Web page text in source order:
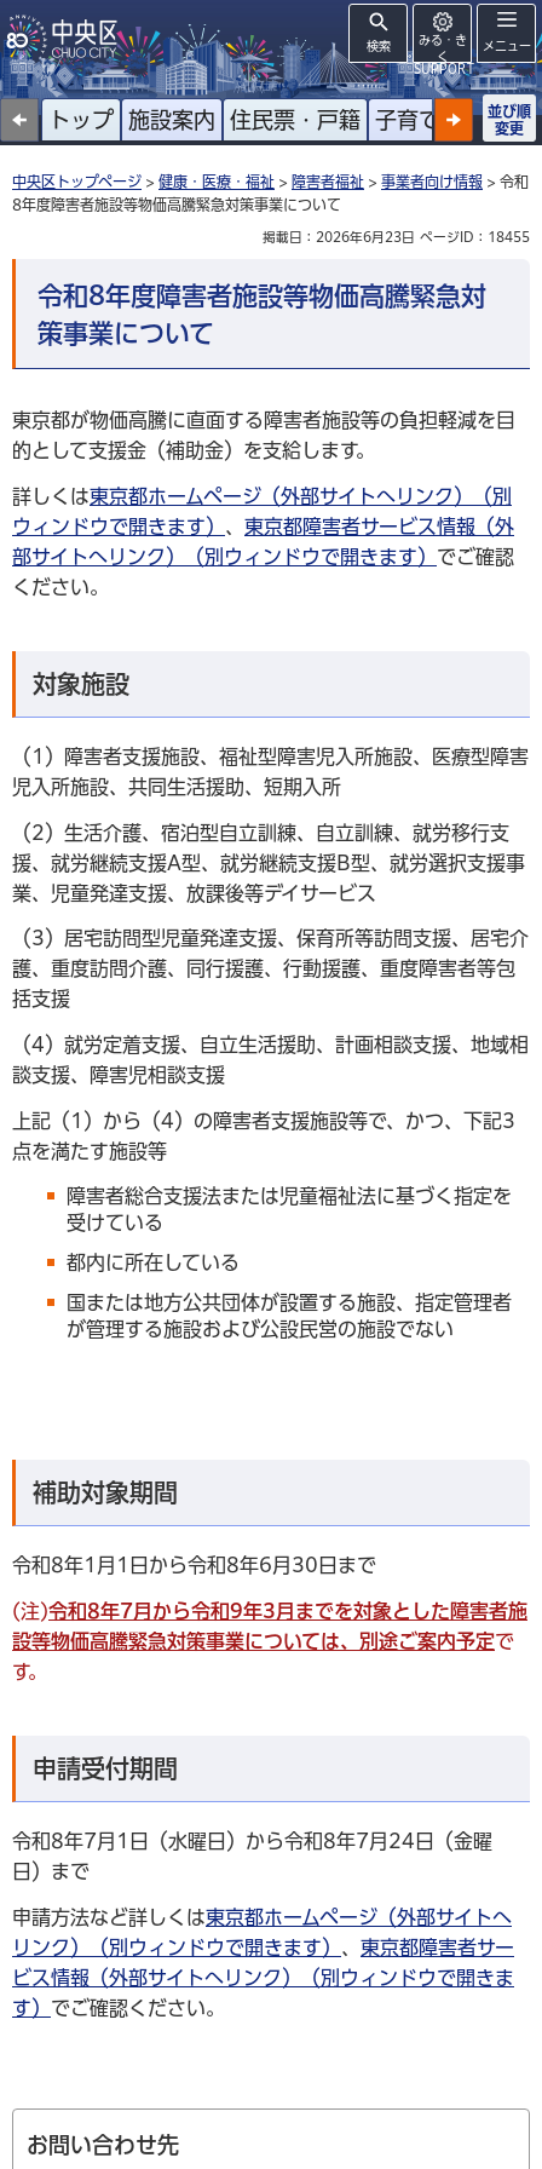
検索
みる・き
く
SUPPORT
メニュー
トップ 施設案内 住民票・戸籍 子育て 高齢者
並び順
変更
中央区トップページ > 健康・医療・福祉 > 障害者福祉 > 事業者向け情報 > 令和
8年度障害者施設等物価高騰緊急対策事業について
掲載日：2026年6月23日 ページID：18455
令和8年度障害者施設等物価高騰緊急対
策事業について
東京都が物価高騰に直面する障害者施設等の負担軽減を目
的として支援金（補助金）を支給します。
詳しくは東京都ホームページ（外部サイトへリンク）（別
ウィンドウで開きます） 、 東京都障害者サービス情報（外
部サイトへリンク）（別ウィンドウで開きます） でご確認
ください。
対象施設
（1）障害者支援施設、福祉型障害児入所施設、医療型障害
児入所施設、共同生活援助、短期入所
（2）生活介護、宿泊型自立訓練、自立訓練、就労移行支
援、就労継続支援A型、就労継続支援B型、就労選択支援事
業、児童発達支援、放課後等デイサービス
（3）居宅訪問型児童発達支援、保育所等訪問支援、居宅介
護、重度訪問介護、同行援護、行動援護、重度障害者等包
括支援
（4）就労定着支援、自立生活援助、計画相談支援、地域相
談支援、障害児相談支援
上記（1）から（4）の障害者支援施設等で、かつ、下記3
点を満たす施設等
障害者総合支援法または児童福祉法に基づく指定を
受けている
都内に所在している
国または地方公共団体が設置する施設、指定管理者
が管理する施設および公設民営の施設でない
補助対象期間
令和8年1月1日から令和8年6月30日まで
(注)令和8年7月から令和9年3月までを対象とした障害者施
設等物価高騰緊急対策事業については、別途ご案内予定で
す。
申請受付期間
令和8年7月1日（水曜日）から令和8年7月24日（金曜
日）まで
申請方法など詳しくは東京都ホームページ（外部サイトへ
リンク）（別ウィンドウで開きます） 、 東京都障害者サー
ビス情報（外部サイトへリンク）（別ウィンドウで開きま
す） でご確認ください。
お問い合わせ先